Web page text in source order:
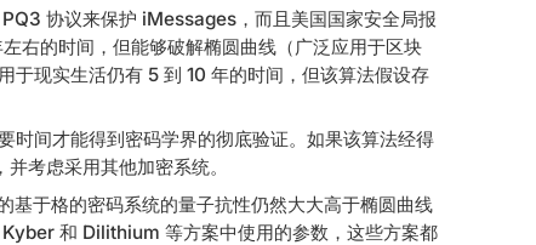
协议来保护 iMessages，而且美国国家安全局报
右的时间，但能够破解椭圆曲线（广泛应用于区块
于现实生活仍有 5 到 10 年的时间，但该算法假设存
时间才能得到密码学界的彻底验证。如果该算法经得
考虑采用其他加密系统。
于格的密码系统的量子抗性仍然大大高于椭圆曲线
和 Dilithium 等方案中使用的参数，这些方案都